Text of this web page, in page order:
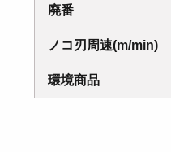
廃番
ノコ刃周速(m/min)
環境商品